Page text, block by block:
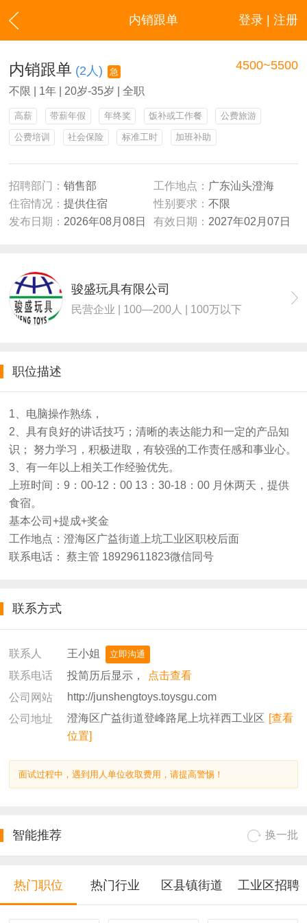
登录 | 注册
内销跟单
内销跟单 (2人) 急 4500~5500
不限 | 1年 | 20岁-35岁 | 全职
高薪 带薪年假 年终奖 饭补或工作餐 公费旅游
公费培训 社会保险 标准工时 加班补助
招聘部门： 销售部 工作地点： 广东汕头澄海
住宿情况： 提供住宿 性别要求： 不限
发布日期： 2026年08月08日 有效日期： 2027年02月07日
骏盛玩具有限公司
民营企业 | 100—200人 | 100万以下
职位描述
1、电脑操作熟练，
2、具有良好的讲话技巧；清晰的表达能力和一定的产品知
识； 努力学习，积极进取，有较强的工作责任感和事业心。
3、有一年以上相关工作经验优先。
上班时间：9：00-12：00 13：30-18：00 月休两天，提供
食宿。
基本公司+提成+奖金
工作地点：澄海区广益街道上坑工业区职校后面
联系电话： 蔡主管 18929611823微信同号
联系方式
联系人 王小姐 立即沟通
联系电话 投简历后显示，
点击查看
公司网站
http://junshengtoys.toysgu.com
公司地址
澄海区广益街道登峰路尾上坑祥西工业区 [查看
位置]
面试过程中，遇到用人单位收取费用，请提高警惕！
智能推荐 换一批
热门职位 热门行业 区县镇街道 工业区招聘